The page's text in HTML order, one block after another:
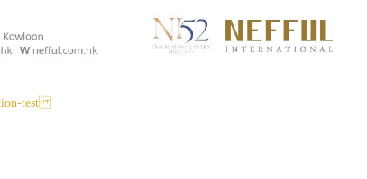
test